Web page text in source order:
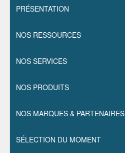
PRÉSENTATION
NOS RESSOURCES
NOS SERVICES
NOS PRODUITS
NOS MARQUES & PARTENAIRES
SÉLECTION DU MOMENT